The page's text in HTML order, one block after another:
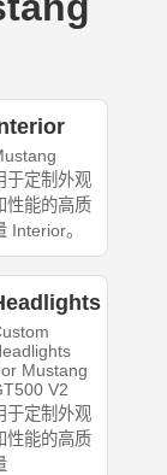
于定制外观
性能的高质
Interior。
Mustang
V2
于定制外观
性能的高质